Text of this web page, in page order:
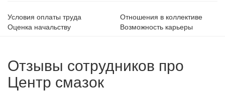
Условия оплаты труда
Отношения в коллективе
Оценка начальству
Возможность карьеры
Отзывы сотрудников про
Центр смазок